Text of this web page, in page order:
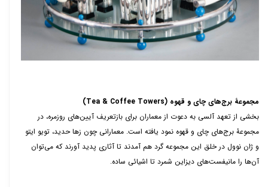
مجموعۀ برج‌های چای و قهوه (Tea & Coffee Towers
)
بخشی از تعهد آلسی به دعوت از معماران برای بازتعریف آیین‌های روزمره، در
مجموعۀ برج‌های چای و قهوه نمود یافته است. معمارانی چون زها حدید، تویو ایتو
و ژان نوول در خلق این مجموعه گرد هم آمدند تا آثاری پدید آورند که می‌توان
آن‌ها را مانیفست‌های دیزاین شمرد تا اشیائی ساده.